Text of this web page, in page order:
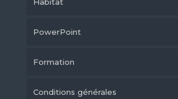
PowerPoint
Formation
Conditions générales